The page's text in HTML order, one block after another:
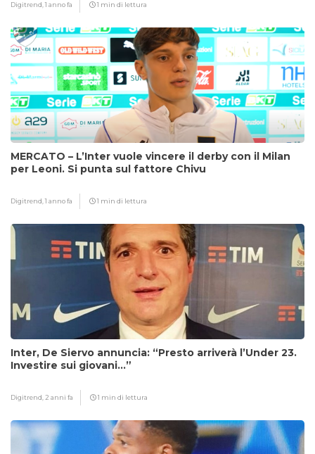
Digitrend,1 anno fa 1 min di lettura
MERCATO – L’Inter vuole vincere il derby con il Milan
per Leoni. Si punta sul fattore Chivu
Digitrend,1 anno fa 1 min di lettura
Inter, De Siervo annuncia: “Presto arriverà l’Under 23.
Investire sui giovani…”
Digitrend, 2 anni fa 1 min di lettura